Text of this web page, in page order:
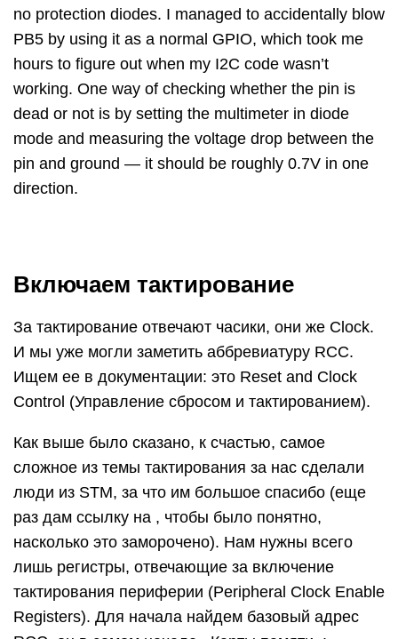
no protection diodes. I managed to accidentally blow
PB5 by using it as a normal GPIO, which took me
hours to figure out when my I2C code wasn’t
working. One way of checking whether the pin is
dead or not is by setting the multimeter in diode
mode and measuring the voltage drop between the
pin and ground — it should be roughly 0.7V in one
direction.
Включаем тактирование
За тактирование отвечают часики, они же Clock.
И мы уже могли заметить аббревиатуру RCC.
Ищем ее в документации: это Reset and Clock
Control (Управление сбросом и тактированием).
Как выше было сказано, к счастью, самое
сложное из темы тактирования за нас сделали
люди из STM, за что им большое спасибо (еще
раз дам ссылку на , чтобы было понятно,
насколько это заморочено). Нам нужны всего
лишь регистры, отвечающие за включение
тактирования периферии (Peripheral Clock Enable
Registers). Для начала найдем базовый адрес